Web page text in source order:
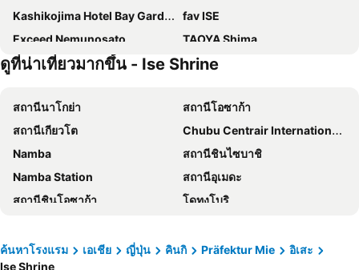
Kashikojima Hotel Bay Garden
fav ISE
Exceed Nemunosato
TAOYA Shima
โรงแรมชิมา สเปน มูรา
Toyoko Inn Iseshi Eki
Tabist Asanokan Annex Iroha Ise
ดูที่น่าเที่ยวมากขึ้น - Ise Shrine
สถานีนาโกย่า
สถานีโอซาก้า
สถานีเกียวโต
Chubu Centrair International Airport
Namba
สถานีชินไซบาชิ
Namba Station
สถานีอุเมดะ
สถานีชินโอซาก้า
โดทงโบริ
Hida Takayama Onsen hot spring
Kawaguchiko
ค้นหาโรงแรม เอเชีย ญี่ปุ่น คินกิ Präfektur Mie
อิเสะ
Ise Shrine